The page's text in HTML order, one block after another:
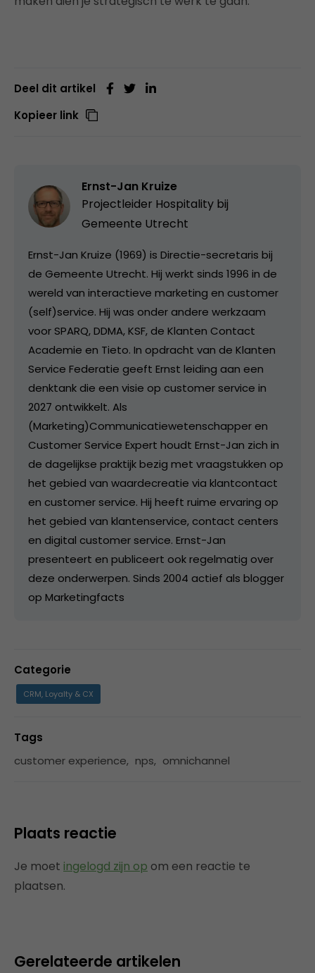
Deel dit artikel
Kopieer link
Ernst-Jan Kruize
Projectleider Hospitality bij
Gemeente Utrecht
Ernst-Jan Kruize (1969) is Directie-secretaris bij
de Gemeente Utrecht. Hij werkt sinds 1996 in de
wereld van interactieve marketing en customer
(self)service. Hij was onder andere werkzaam
voor SPARQ, DDMA, KSF, de Klanten Contact
Academie en Tieto. In opdracht van de Klanten
Service Federatie geeft Ernst leiding aan een
denktank die een visie op customer service in
2027 ontwikkelt. Als
(Marketing)Communicatiewetenschapper en
Customer Service Expert houdt Ernst-Jan zich in
de dagelijkse praktijk bezig met vraagstukken op
het gebied van waardecreatie via klantcontact
en customer service. Hij heeft ruime ervaring op
het gebied van klantenservice, contact centers
en digital customer service. Ernst-Jan
presenteert en publiceert ook regelmatig over
deze onderwerpen. Sinds 2004 actief als blogger
op Marketingfacts
Categorie
CRM, Loyalty & CX
Tags
customer experience, nps, omnichannel
Plaats reactie
Je moet ingelogd zijn op om een reactie te
plaatsen.
Gerelateerde artikelen